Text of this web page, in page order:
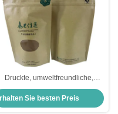
Druckte, umweltfreundliche,
wiederverschließbare, aufrecht
stehende Kraftpapierbeutel mit
kundenspezifischem runden
Sie besten Preis